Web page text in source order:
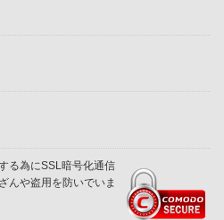
る為にSSL暗号化通信
んや盗用を防いでいま